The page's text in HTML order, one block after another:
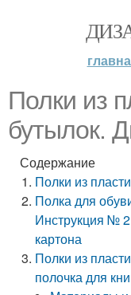
Полки из
бутылок.
Содержание
Полки из
Полка для
Инструкция №
картона
Полки из
полочка для